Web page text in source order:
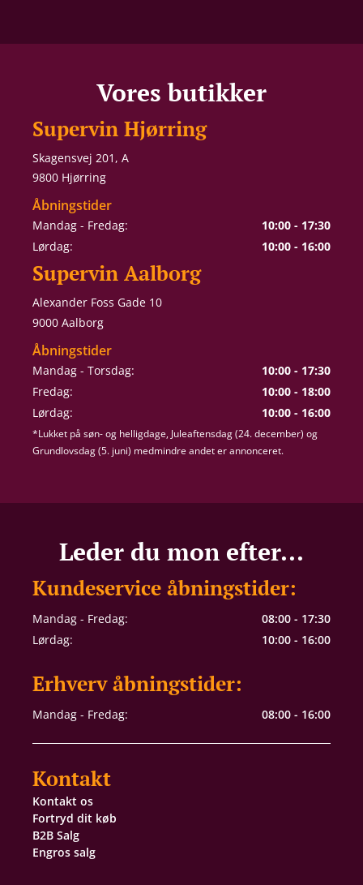
Vores butikker
Supervin Hjørring
Skagensvej 201, A
9800 Hjørring
Åbningstider
Mandag - Fredag:
10:00 - 17:30
Lørdag:
10:00 - 16:00
Supervin Aalborg
Alexander Foss Gade 10
9000 Aalborg
Åbningstider
Mandag - Torsdag:
10:00 - 17:30
Fredag:
10:00 - 18:00
Lørdag:
10:00 - 16:00
*Lukket på søn- og helligdage, Juleaftensdag (24. december) og
Grundlovsdag (5. juni) medmindre andet er annonceret.
Leder du mon efter...
Kundeservice åbningstider:
Mandag - Fredag:
08:00 - 17:30
Lørdag:
10:00 - 16:00
Erhverv åbningstider:
Mandag - Fredag: 08:00 - 16:00
Kontakt
Kontakt os
Fortryd dit køb
B2B Salg
Engros salg